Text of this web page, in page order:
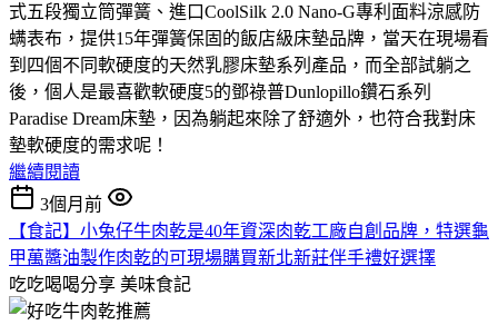
式五段獨立筒彈簧、進口CoolSilk 2.0 Nano-G專利面料涼感防
螨表布，提供15年彈簧保固的飯店級床墊品牌，當天在現場看
到四個不同軟硬度的天然乳膠床墊系列產品，而全部試躺之
後，個人是最喜歡軟硬度5的鄧祿普Dunlopillo鑽石系列
Paradise Dream床墊，因為躺起來除了舒適外，也符合我對床
墊軟硬度的需求呢！
繼續閱讀
3個月前
【食記】小兔仔牛肉乾是40年資深肉乾工廠自創品牌，特選龜
甲萬醬油製作肉乾的可現場購買新北新莊伴手禮好選擇
吃吃喝喝分享 美味食記